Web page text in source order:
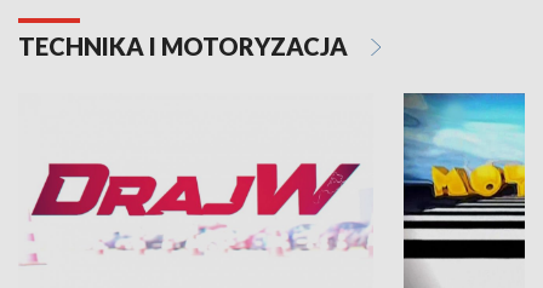
TECHNIKA I MOTORYZACJA